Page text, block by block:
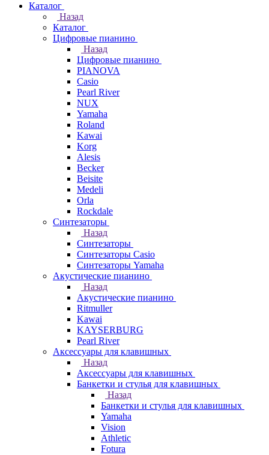
Каталог
Назад
Каталог
Цифровые пианино
Назад
Цифровые пианино
PIANOVA
Casio
Pearl River
NUX
Yamaha
Roland
Kawai
Korg
Alesis
Becker
Beisite
Medeli
Orla
Rockdale
Синтезаторы
Назад
Синтезаторы
Синтезаторы Casio
Синтезаторы Yamaha
Акустические пианино
Назад
Акустические пианино
Ritmuller
Kawai
KAYSERBURG
Pearl River
Аксессуары для клавишных
Назад
Аксессуары для клавишных
Банкетки и стулья для клавишных
Назад
Банкетки и стулья для клавишных
Yamaha
Vision
Athletic
Fotura